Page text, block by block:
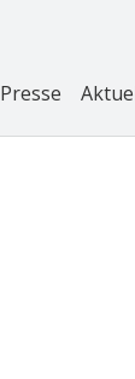
Presse